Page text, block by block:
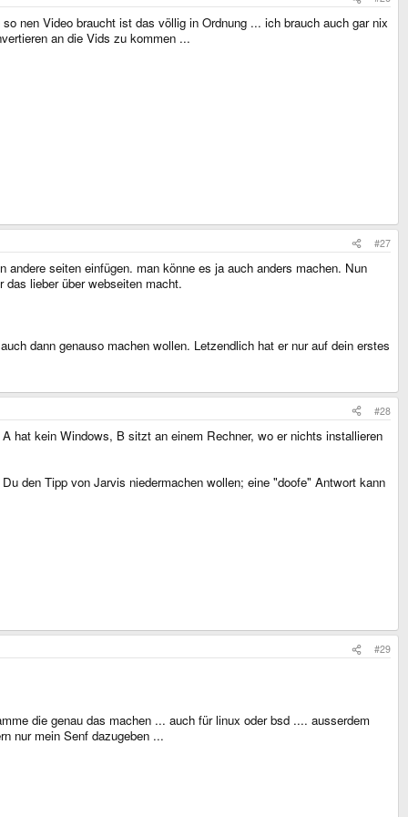
nen Video braucht ist das völlig in Ordnung ... ich brauch auch gar nix
an die Vids zu kommen ...
#27
seiten einfügen. man könne es ja auch anders machen. Nun
lieber über webseiten macht.
dann genauso machen wollen. Letzendlich hat er nur auf dein erstes
#28
hat kein Windows, B sitzt an einem Rechner, wo er nichts installieren
den Tipp von Jarvis niedermachen wollen; eine "doofe" Antwort kann
#29
die genau das machen ... auch für linux oder bsd .... ausserdem
nur mein Senf dazugeben ...